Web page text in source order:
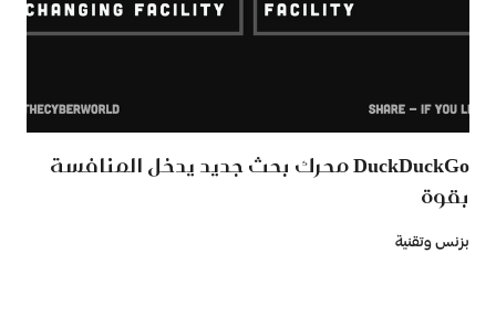
DuckDuckGo محرك بحث جديد يدخل المنافسة
بقوة
بزنس وتقنية